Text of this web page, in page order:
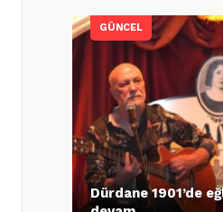
GÜNCEL
Dürdane 1901’de